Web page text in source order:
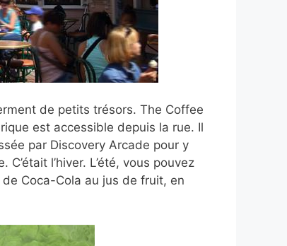
de petits trésors. The Coffee
est accessible depuis la rue. Il
par Discovery Arcade pour y
l’hiver. L’été, vous pouvez
Coca-Cola au jus de fruit, en